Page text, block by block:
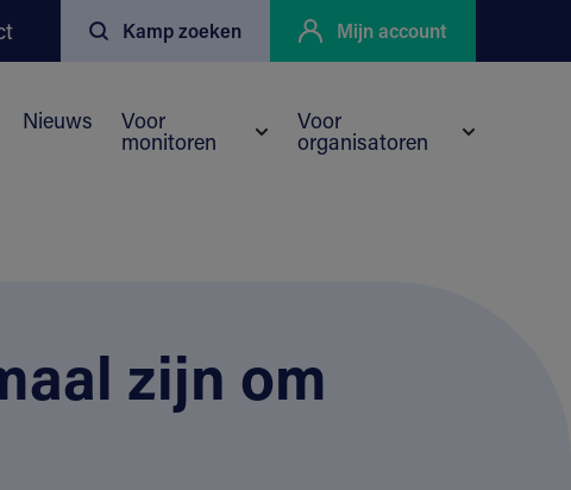
Kamp zoeken Mijn account
voor Kortingen
Nieuws Voor
monitoren
Submenu voor Voor monitoren
Voor
organisatoren
zijn om